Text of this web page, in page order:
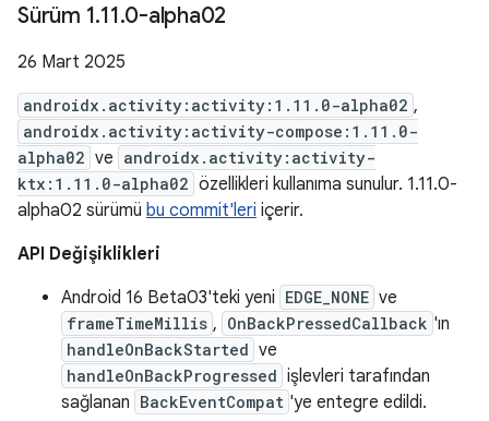
Sürüm 1.11.0-alpha02
26 Mart 2025
androidx.activity:activity:1.11.0-alpha02 ,
androidx.activity:activity-compose:1.11.0-
alpha02 ve androidx.activity:activity-
ktx:1.11.0-alpha02 özellikleri kullanıma sunulur. 1.11.0-
alpha02 sürümü bu commit'leri içerir.
API Değişiklikleri
Android 16 Beta03'teki yeni EDGE_NONE ve
frameTimeMillis , OnBackPressedCallback 'ın
handleOnBackStarted ve
handleOnBackProgressed işlevleri tarafından
sağlanan BackEventCompat 'ye entegre edildi.